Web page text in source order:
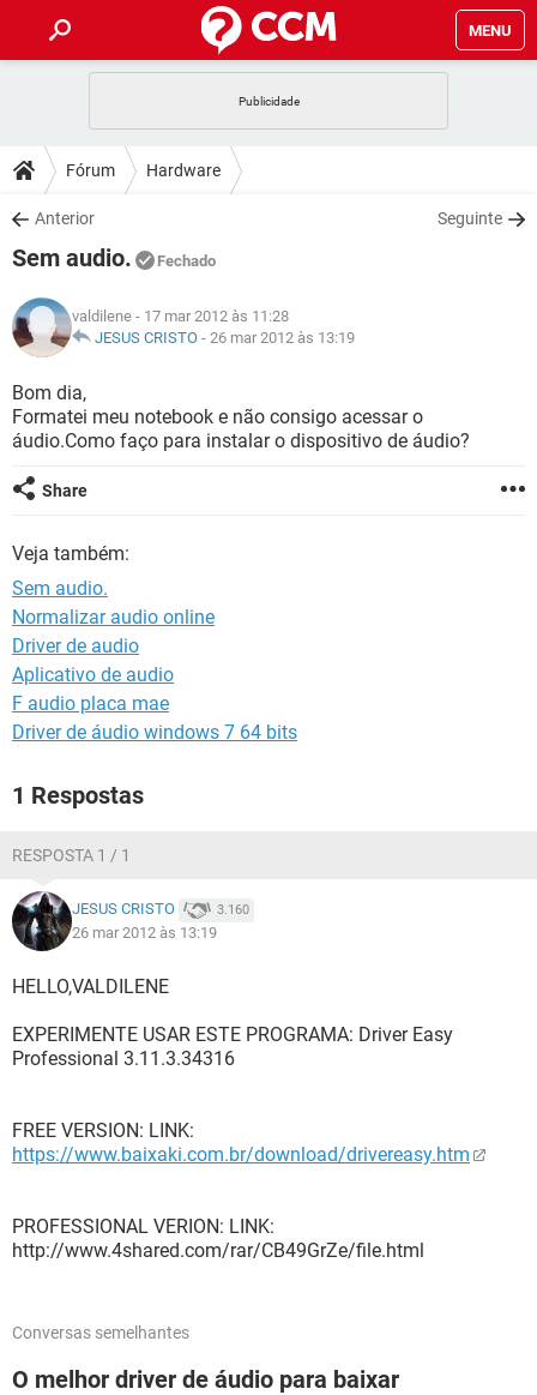
MENU
CELULAR
OUTLOOK
INSTAGRAM
GUIA DE COMPRAS
DICAS
JOGOS
INSTAGRAM GMAIL
GUIA DE COMPRAS
DOWNLOADS
JOGOS
CELULAR
OUTLOOK EXCEL
INSTAGRAM
GUIA DE COMPRAS
JOGOS WHATSAPP
CELULAR
OUTLOOK
INSTAGRAM GMAIL
GUIA DE COMPRAS
GLOSSÁRIO
JOGOS
CELULAR FACEBOOK
INSTAGRAM
GUIA DE COMPRAS
Fórum Hardware
Anterior Seguinte
Sem audio. Fechado
valdilene - 17 mar 2012 às 11:28
JESUS CRISTO - 26 mar 2012 às 13:19
Bom dia,
Formatei meu notebook e não consigo acessar o
áudio.Como faço para instalar o dispositivo de áudio?
Share
Veja também:
Sem audio.
Normalizar audio online
Driver de audio
Aplicativo de audio
F audio placa mae
Driver de áudio windows 7 64 bits
1 Respostas
RESPOSTA 1 / 1
JESUS CRISTO 3.160
26 mar 2012 às 13:19
HELLO,VALDILENE
EXPERIMENTE USAR ESTE PROGRAMA: Driver Easy
Professional 3.11.3.34316
FREE VERSION: LINK:
https://www.baixaki.com.br/download/drivereasy.htm
PROFESSIONAL VERION: LINK:
http://www.4shared.com/rar/CB49GrZe/file.html
Conversas semelhantes
O melhor driver de áudio para baixar